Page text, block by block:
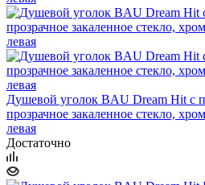
Душевой уголок BAU Dream Hit с
прозрачное закаленное стекло,
левая
Достаточно